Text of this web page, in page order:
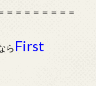
＝＝＝＝＝＝＝＝
ら First